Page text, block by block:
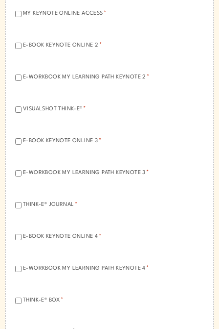
ACEPTACIÓN:
MY KEYNOTE ONLINE ACCESS *
ACEPTACIÓN:
E-BOOK KEYNOTE ONLINE 2 *
ACEPTACIÓN:
E-WORKBOOK MY LEARNING PATH KEYNOTE 2 *
ACEPTACIÓN:
VISUALSHOT THINK-E® *
ACEPTACIÓN:
E-BOOK KEYNOTE ONLINE 3 *
ACEPTACIÓN:
E-WORKBOOK MY LEARNING PATH KEYNOTE 3 *
ACEPTACIÓN:
THINK-E® JOURNAL *
ACEPTACIÓN:
E-BOOK KEYNOTE ONLINE 4 *
ACEPTACIÓN:
E-WORKBOOK MY LEARNING PATH KEYNOTE 4 *
ACEPTACIÓN:
THINK-E® BOX *